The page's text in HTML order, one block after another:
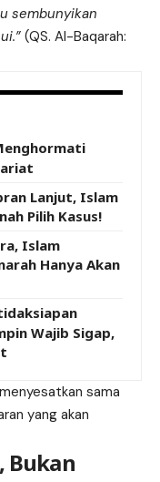
sembunyikan
(QS. Al-Baqarah:
Lanjut, Islam
Pilih Kasus!
Islam
Hanya Akan
Wajib Sigap,
sama
yang akan
Bukan